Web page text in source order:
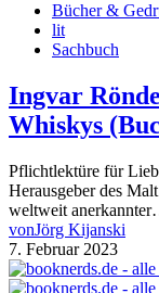
Bücher &
lit
Sachbuch
Ingvar
Whiskys
Pflichtlektüre für
Herausgeber des
weltweit
vonJörg Kijanski
7. Februar 2023